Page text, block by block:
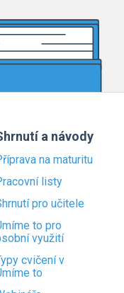
a návody
na maturitu
listy
pro učitele
to pro
využití
cvičení v
to